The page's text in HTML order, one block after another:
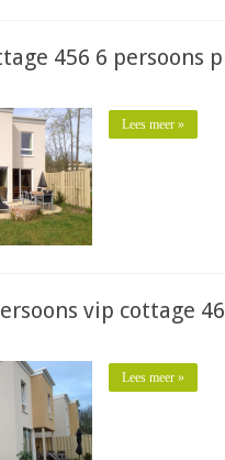
456 6 persoons
Lees meer »
vip cottage
Lees meer »